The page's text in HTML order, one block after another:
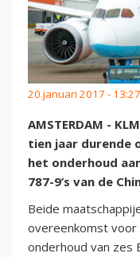
20 januari 2017 -
AMSTERDAM -
tien jaar durende
het onderhoud
787-9’s van de
Beide
overeenkomst
onderhoud van zes